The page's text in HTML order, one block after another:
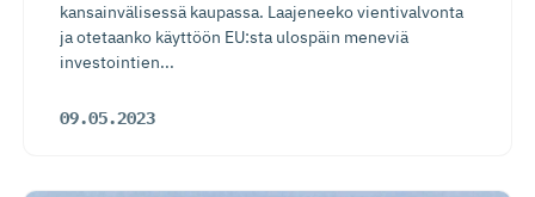
kansainvälisessä kaupassa. Laajeneeko vientivalvonta
ja otetaanko käyttöön EU:sta ulospäin meneviä
investointien...
09.05.2023